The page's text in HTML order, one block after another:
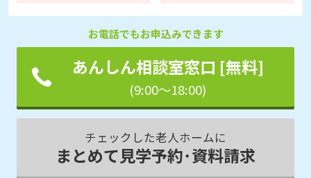
お電話でもお申込みできます
あんしん相談室窓口 [無料]
(9:00～18:00)
チェックした老人ホームに
まとめて見学予約･資料請求